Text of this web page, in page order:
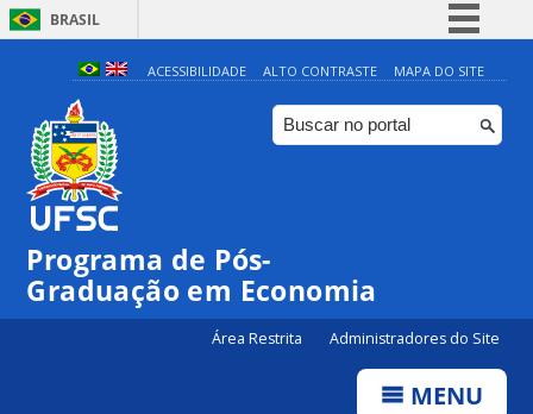
BRASIL
Simplifique!
Comunica BR
Participe
ACESSIBILIDADE ALTO CONTRASTE MAPA DO SITE
Programa de Pós-
Graduação em Economia
Área Restrita Administradores do Site
MENU